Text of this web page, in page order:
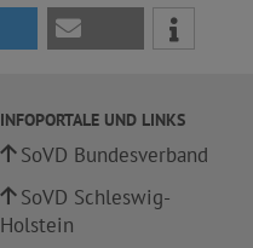
INFOPORTALE UND LINKS
SoVD Bundesverband
SoVD Schleswig-
Holstein